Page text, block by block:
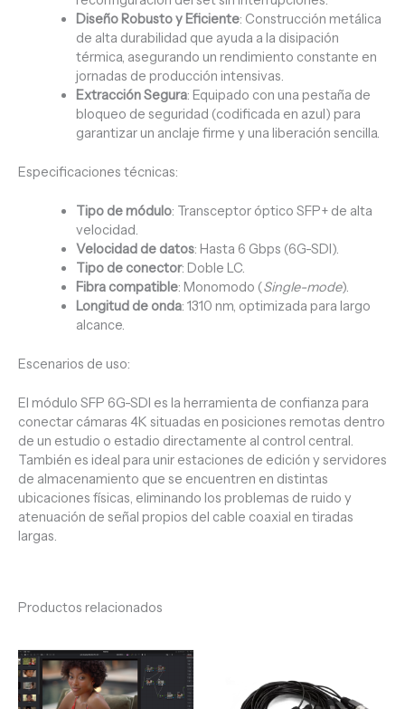
Diseño Robusto y Eficiente: Construcción metálica
de alta durabilidad que ayuda a la disipación
térmica, asegurando un rendimiento constante en
jornadas de producción intensivas.
Extracción Segura: Equipado con una pestaña de
bloqueo de seguridad (codificada en azul) para
garantizar un anclaje firme y una liberación sencilla.
Especificaciones técnicas:
Tipo de módulo: Transceptor óptico SFP+ de alta
velocidad.
Velocidad de datos: Hasta 6 Gbps (6G-SDI).
Tipo de conector: Doble LC.
Fibra compatible: Monomodo (Single-mode).
Longitud de onda: 1310 nm, optimizada para largo
alcance.
Escenarios de uso:
El módulo SFP 6G-SDI es la herramienta de confianza para
conectar cámaras 4K situadas en posiciones remotas dentro
de un estudio o estadio directamente al control central.
También es ideal para unir estaciones de edición y servidores
de almacenamiento que se encuentren en distintas
ubicaciones físicas, eliminando los problemas de ruido y
atenuación de señal propios del cable coaxial en tiradas
largas.
Productos relacionados